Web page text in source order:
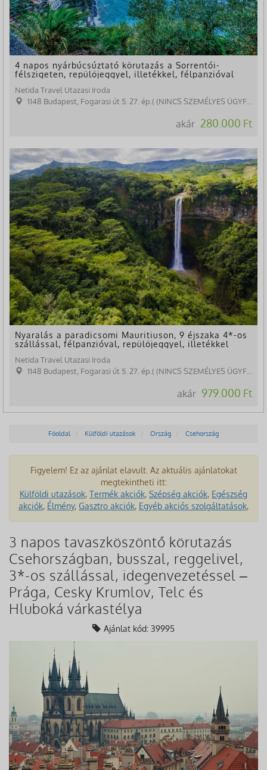
4 napos nyárbúcsúztató körutazás a Sorrentói-
félszigeten, repülőjeggyel, illetékkel, félpanzióval
Netida Travel Utazasi Iroda
1148 Budapest, Fogarasi út 5. 27. ép.( (NINCS SZEMÉLYES ÜGYFÉLFOGADÁS)
akár 280.000 Ft
Nyaralás a paradicsomi Mauritiuson, 9 éjszaka 4*-os
szállással, félpanzióval, repülőjeggyel, illetékkel
Netida Travel Utazasi Iroda
1148 Budapest, Fogarasi út 5. 27. ép.( (NINCS SZEMÉLYES ÜGYFÉLFOGADÁS)
akár 979.000 Ft
Főoldal Külföldi utazások Ország Csehország
Figyelem! Ez az ajánlat elavult. Az aktuális ajánlatokat
megtekintheti itt:
Külföldi utazások, Termék akciók, Szépség akciók, Egészség
akciók, Élmény, Gasztro akciók, Egyéb akciós szolgáltatások,
3 napos tavaszköszöntő körutazás
Csehországban, busszal, reggelivel,
3*-os szállással, idegenvezetéssel –
Prága, Cesky Krumlov, Telc és
Hluboká várkastélya
Ajánlat kód: 39995